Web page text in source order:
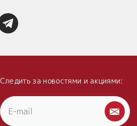
Следить за новостями и акциями: